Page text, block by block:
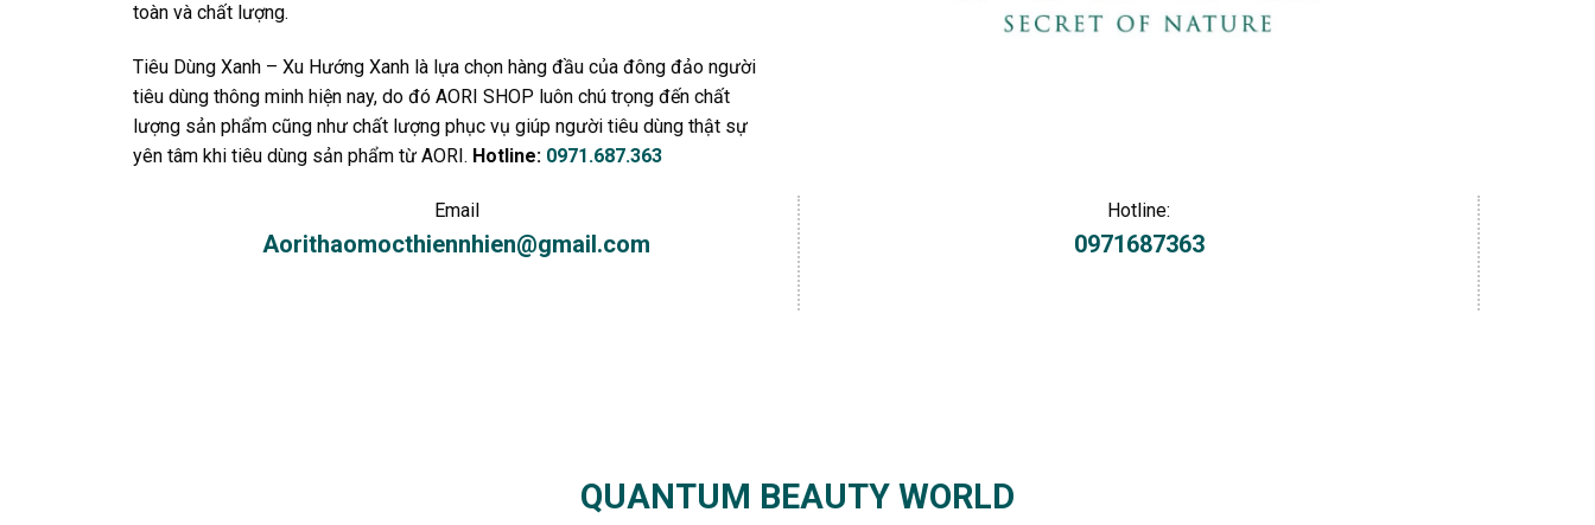
toàn và chất lượng.
Tiêu Dùng Xanh – Xu Hướng Xanh là lựa chọn hàng đầu của đông đảo người
tiêu dùng thông minh hiện nay, do đó AORI SHOP luôn chú trọng đến chất
lượng sản phẩm cũng như chất lượng phục vụ giúp người tiêu dùng thật sự
yên tâm khi tiêu dùng sản phẩm từ AORI. Hotline: 0971.687.363
Email
Aorithaomocthiennhien@gmail.com
Hotline:
0971687363
QUANTUM BEAUTY WORLD